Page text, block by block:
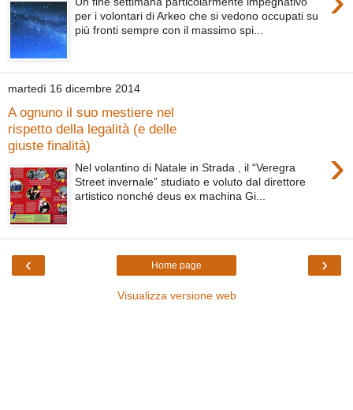
per i volontari di Arkeo che si vedono occupati su
più fronti sempre con il massimo spi...
martedì 16 dicembre 2014
A ognuno il suo mestiere nel
rispetto della legalità (e delle
giuste finalità)
›
Nel volantino di Natale in Strada , il “Veregra
Street invernale” studiato e voluto dal direttore
artistico nonché deus ex machina Gi...
‹ ›
Home page
Visualizza versione web